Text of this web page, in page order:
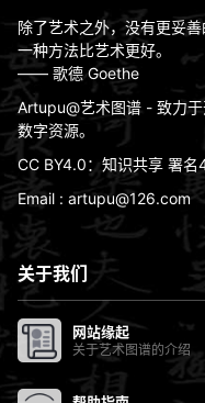
除了艺术之外，没有更妥
一种方法比艺术更好。
—— 歌德 Goethe
Artupu@艺术图谱 - 致力
数字资源。
CC BY4.0：知识共享 署名
Email : artupu@126.com
关于我们
网站缘起
关于艺术图谱的介绍